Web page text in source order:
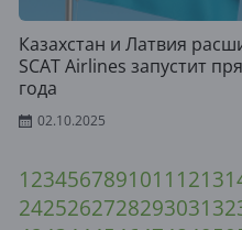
Казахстан и Латвия
SCAT Airlines запустит
года
02.10.2025
1234567891011 1213
242526272829303132